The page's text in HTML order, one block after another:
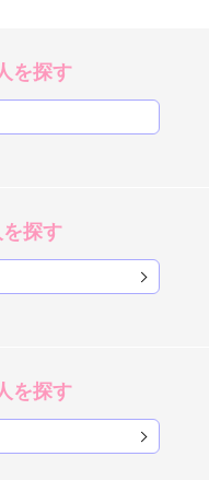
を探す
探す
を探す